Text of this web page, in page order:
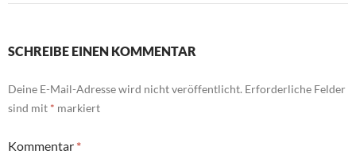
SCHREIBE EINEN KOMMENTAR
Deine E-Mail-Adresse wird nicht veröffentlicht. Erforderliche Felder
sind mit * markiert
Kommentar *